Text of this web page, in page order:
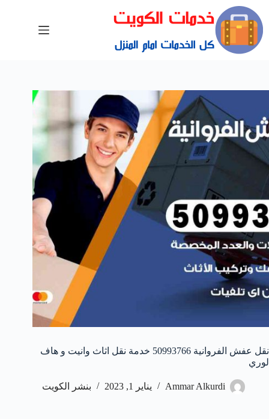
نقل عفش الفروانية 50993766 خدمة نقل اثاث وانيت و هاف
لوري
Ammar Alkurdi يناير 1, 2023 بنشر الكويت